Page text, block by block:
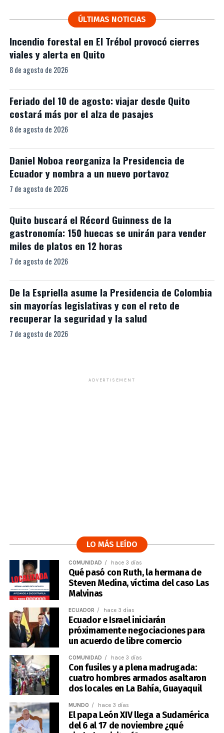
ÚLTIMAS NOTICIAS
Incendio forestal en El Trébol provocó cierres
viales y alerta en Quito
8 de agosto de 2026
Feriado del 10 de agosto: viajar desde Quito
costará más por el alza de pasajes
8 de agosto de 2026
Daniel Noboa reorganiza la Presidencia de
Ecuador y nombra a un nuevo portavoz
7 de agosto de 2026
Quito buscará el Récord Guinness de la
gastronomía: 150 huecas se unirán para vender
miles de platos en 12 horas
7 de agosto de 2026
De la Espriella asume la Presidencia de Colombia
sin mayorías legislativas y con el reto de
recuperar la seguridad y la salud
7 de agosto de 2026
ADVERTISEMENT
LO MÁS LEÍDO
COMUNIDAD hace 3 días
Qué pasó con Ruth, la hermana de
Steven Medina, víctima del caso Las
Malvinas
ECUADOR hace 3 días
Ecuador e Israel iniciarán
próximamente negociaciones para
un acuerdo de libre comercio
COMUNIDAD hace 3 días
Con fusiles y a plena madrugada:
cuatro hombres armados asaltaron
dos locales en La Bahía, Guayaquil
MUNDO hace 3 días
El papa León XIV llega a Sudamérica
del 6 al 17 de noviembre ¿qué